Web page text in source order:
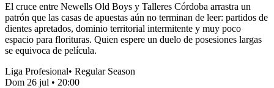
El cruce entre Newells Old Boys y Talleres Córdoba arrastra un
patrón que las casas de apuestas aún no terminan de leer: partidos de
dientes apretados, dominio territorial intermitente y muy poco
espacio para florituras. Quien espere un duelo de posesiones largas
se equivoca de película.
Liga Profesional• Regular Season
Dom 26 jul • 20:00